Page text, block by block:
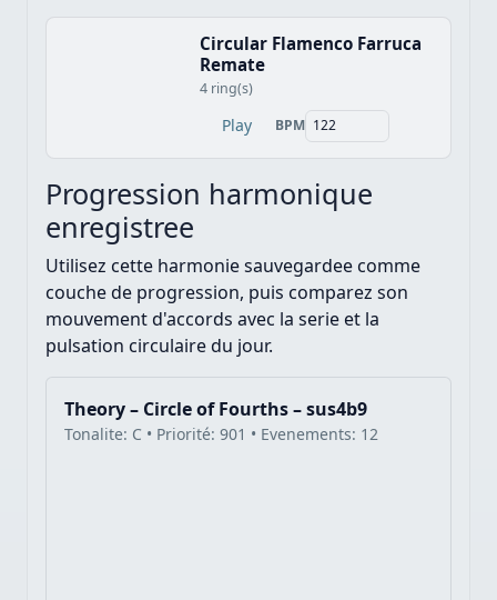
Circular Flamenco Farruca
Remate
4 ring(s)
Play BPM
Progression harmonique
enregistree
Utilisez cette harmonie sauvegardee comme
couche de progression, puis comparez son
mouvement d'accords avec la serie et la
pulsation circulaire du jour.
Theory – Circle of Fourths – sus4b9
Tonalite: C • Priorité: 901 • Evenements: 12